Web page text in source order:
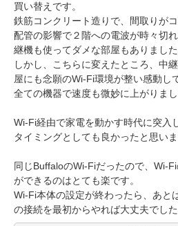
買い替えです。
鉄筋コンクリート造りで、間取りが
配管の影響で２階への電波が時々切
継機も使ってダメな部屋もありました
しかし、こちらに変えたところ、中
屋にも念願のWi-Fi環境が整い感動し
全ての機器で速度も微妙に上がりまし
Wi-Fi経由で家電を動かす時代に突入
タイミングとしても良かったと思いま
同じBuffaloのWi-Fiだったので、Wi-
ができるのはとても楽です。
Wi-Fi本体の設定が終わったら、あと
の接続を最初からやれば大丈夫でした